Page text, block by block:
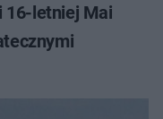
16-letniej Mai